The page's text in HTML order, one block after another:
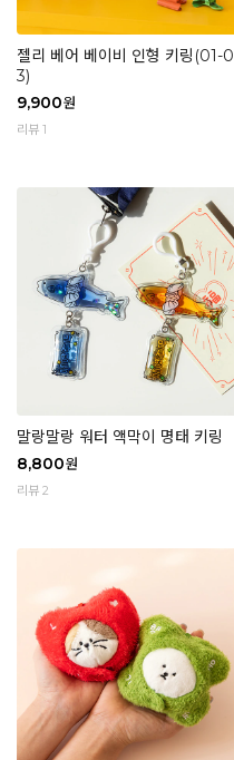
젤리 베어 베이비 인형 키링(01-0
3)
9,900원
리뷰 1
말랑말랑 워터 액막이 명태 키링
8,800원
리뷰 2